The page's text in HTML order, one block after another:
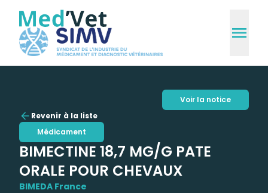
Revenir à la liste
Médicament
BIMECTINE 18,7 MG/G PATE
ORALE POUR CHEVAUX
BIMEDA France
Voir la notice